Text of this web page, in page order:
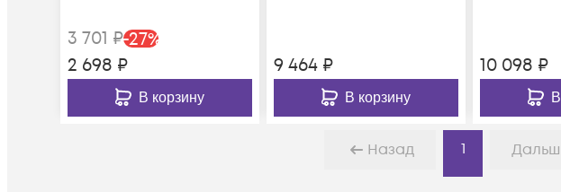
3 701 ₽-27%
2 698 ₽
В корзину
9 464₽
В корзину
10 098 ₽
Назад 1